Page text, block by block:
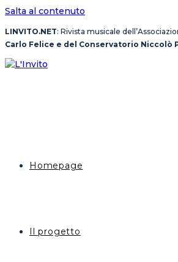
Salta al contenuto
LINVITO.NET: Rivista musicale
Carlo Felice e del Conservatorio Niccolò
Homepage
Il progetto